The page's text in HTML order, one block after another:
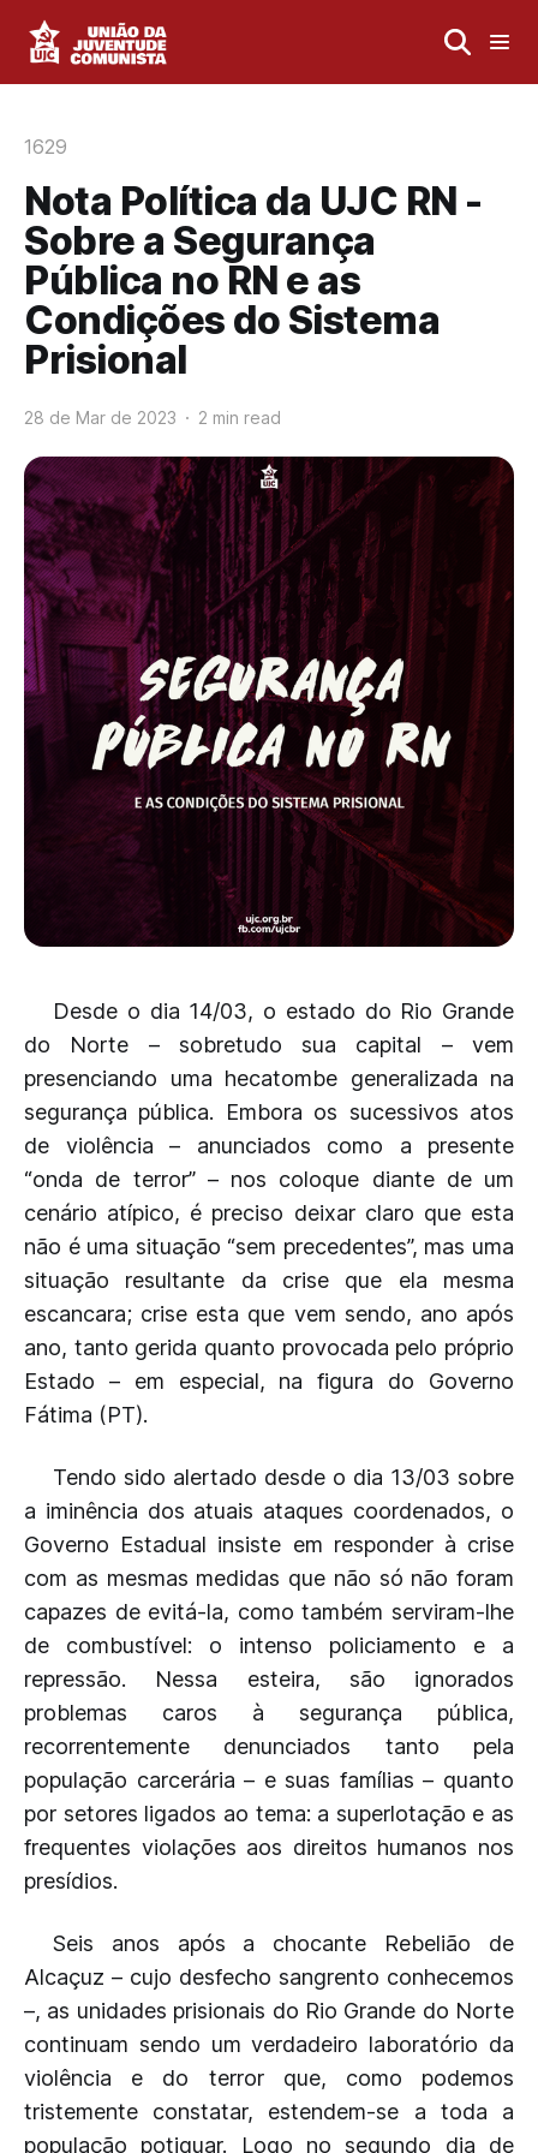
1629
Nota Política da UJC RN -
Sobre a Segurança
Pública no RN e as
Condições do Sistema
Prisional
28 de Mar de 2023 2 min read
Desde o dia 14/03, o estado do Rio Grande
do Norte – sobretudo sua capital – vem
presenciando uma hecatombe generalizada na
segurança pública. Embora os sucessivos atos
de violência – anunciados como a presente
“onda de terror” – nos coloque diante de um
cenário atípico, é preciso deixar claro que esta
não é uma situação “sem precedentes”, mas uma
situação resultante da crise que ela mesma
escancara; crise esta que vem sendo, ano após
ano, tanto gerida quanto provocada pelo próprio
Estado – em especial, na figura do Governo
Fátima (PT).
Tendo sido alertado desde o dia 13/03 sobre
a iminência dos atuais ataques coordenados, o
Governo Estadual insiste em responder à crise
com as mesmas medidas que não só não foram
capazes de evitá-la, como também serviram-lhe
de combustível: o intenso policiamento e a
repressão. Nessa esteira, são ignorados
problemas caros à segurança pública,
recorrentemente denunciados tanto pela
população carcerária – e suas famílias – quanto
por setores ligados ao tema: a superlotação e as
frequentes violações aos direitos humanos nos
presídios.
Seis anos após a chocante Rebelião de
Alcaçuz – cujo desfecho sangrento conhecemos
–, as unidades prisionais do Rio Grande do Norte
continuam sendo um verdadeiro laboratório da
violência e do terror que, como podemos
tristemente constatar, estendem-se a toda a
população potiguar. Logo no segundo dia de